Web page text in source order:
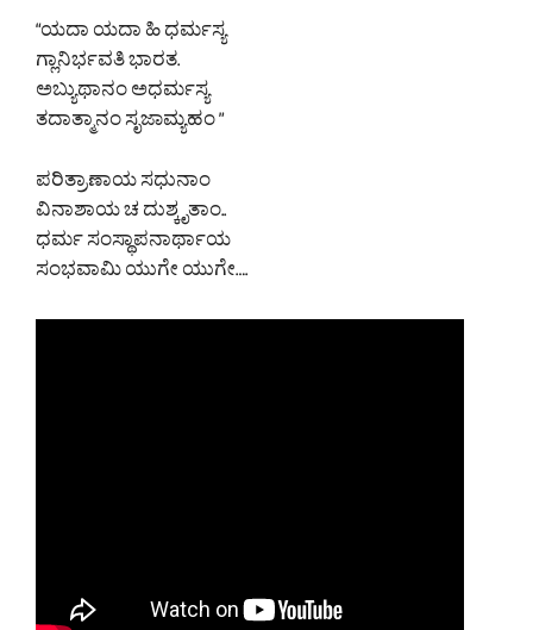
“ಯದಾ ಯದಾ ಹಿ ಧರ್ಮಸ್ಯ
ಗ್ಲಾನಿರ್ಭವತಿ ಭಾರತ.
ಅಬ್ಯುಥಾನಂ ಅಧರ್ಮಸ್ಯ
ತದಾತ್ಮಾನಂ ಸೃಜಾಮ್ಯಹಂ ”
ಪರಿತ್ರಾಣಾಯ ಸಧುನಾಂ
ವಿನಾಶಾಯ ಚ ದುಶ್ಕೃತಾಂ..
ಧರ್ಮ ಸಂಸ್ಥಾಪನಾರ್ಥಾಯ
ಸಂಭವಾಮಿ ಯುಗೇ ಯುಗೇ….